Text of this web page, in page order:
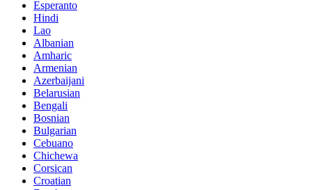
Esperanto
Hindi
Lao
Albanian
Amharic
Armenian
Azerbaijani
Belarusian
Bengali
Bosnian
Bulgarian
Cebuano
Chichewa
Corsican
Croatian